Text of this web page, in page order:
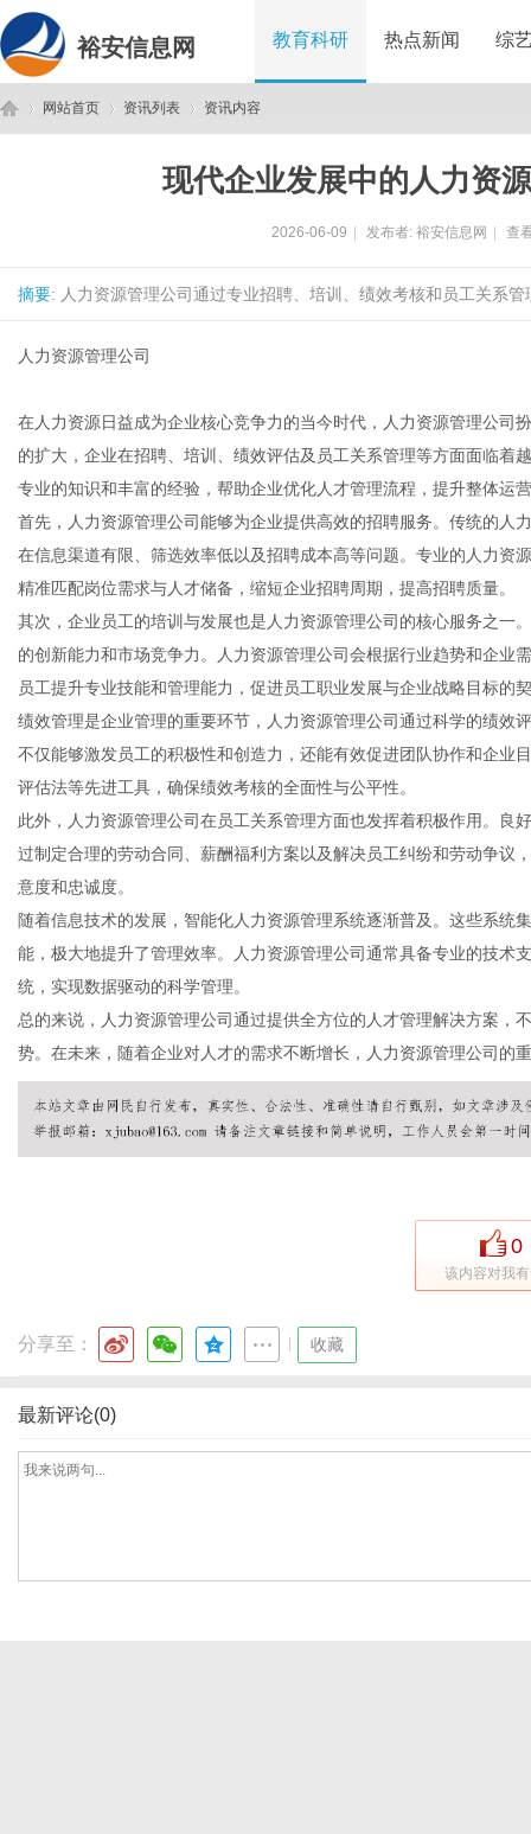
裕安信息网 教育科研 热点新闻 综
网站首页 资讯列表 资讯内容
现代企业发展中的人力资
2026-06-09 发布者: 裕安信息网 查
摘要: 人力资源管理公司通过专业招聘、培训、绩效考核和员工关系
人力资源管理公司
在人力资源日益成为企业核心竞争力的当今时代，人力资源管理公司
的扩大，企业在招聘、培训、绩效评估及员工关系管理等方面面临着
专业的知识和丰富的经验，帮助企业优化人才管理流程，提升整体运
首先，人力资源管理公司能够为企业提供高效的招聘服务。传统的人
在信息渠道有限、筛选效率低以及招聘成本高等问题。专业的人力资
精准匹配岗位需求与人才储备，缩短企业招聘周期，提高招聘质量。
其次，企业员工的培训与发展也是人力资源管理公司的核心服务之一
的创新能力和市场竞争力。人力资源管理公司会根据行业趋势和企业
员工提升专业技能和管理能力，促进员工职业发展与企业战略目标的
绩效管理是企业管理的重要环节，人力资源管理公司通过科学的绩效
不仅能够激发员工的积极性和创造力，还能有效促进团队协作和企业
评估法等先进工具，确保绩效考核的全面性与公平性。
此外，人力资源管理公司在员工关系管理方面也发挥着积极作用。良
过制定合理的劳动合同、薪酬福利方案以及解决员工纠纷和劳动争议
意度和忠诚度。
随着信息技术的发展，智能化人力资源管理系统逐渐普及。这些系统
能，极大地提升了管理效率。人力资源管理公司通常具备专业的技术
统，实现数据驱动的科学管理。
总的来说，人力资源管理公司通过提供全方位的人才管理解决方案，
势。在未来，随着企业对人才的需求不断增长，人力资源管理公司的
0
该内容对我
分享至： 收藏
最新评论(0)